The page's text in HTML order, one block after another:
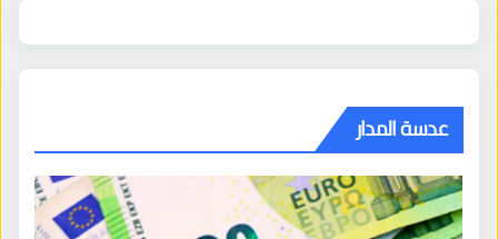
عدسة المدار